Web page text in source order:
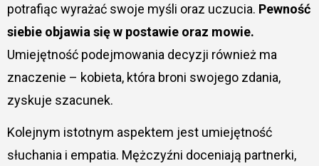
potrafiąc wyrażać swoje myśli oraz uczucia. Pewność
siebie objawia się w postawie oraz mowie.
Umiejętność podejmowania decyzji również ma
znaczenie – kobieta, która broni swojego zdania,
zyskuje szacunek.
Kolejnym istotnym aspektem jest umiejętność
słuchania i empatia. Mężczyźni doceniają partnerki,